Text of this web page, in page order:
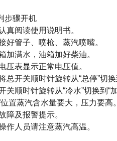
步骤开机
真阅读使用说明书。
好管子、喷枪、蒸汽喷嘴。
加满水，油箱加好柴油。
压表显示正常电压值。
总开关顺时针旋转从“总停”切
关顺时针旋转从“冷水”切换到“
位置蒸汽含水量要大，压力要高。
障及报警提示。
作人员请注意蒸汽高温。